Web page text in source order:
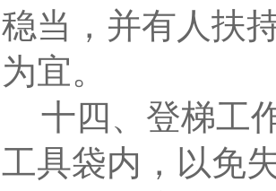
稳当，并有人扶
为宜。
十四、登梯工
工具袋内，以免